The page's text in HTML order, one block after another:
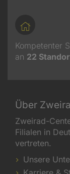
Kompetenter
an 22
Über
Zweirad-
Filialen in
vertreten.
Unsere